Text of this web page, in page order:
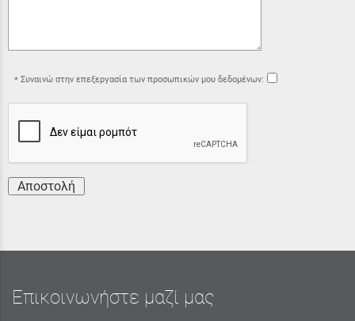
Συναινώ στην επεξεργασία των προσωπικών μου δεδομένων:
Αποστολή
Επικοινωνήστε μαζί μας